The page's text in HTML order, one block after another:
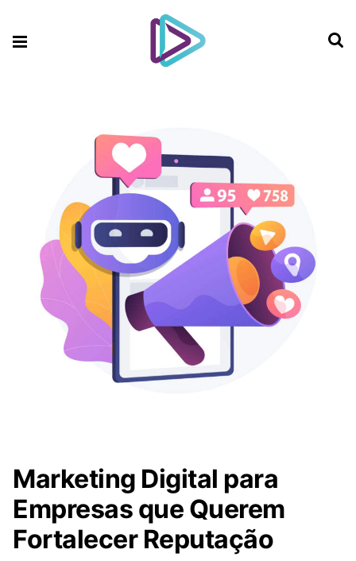
Marketing Digital para
Empresas que Querem
Fortalecer Reputação